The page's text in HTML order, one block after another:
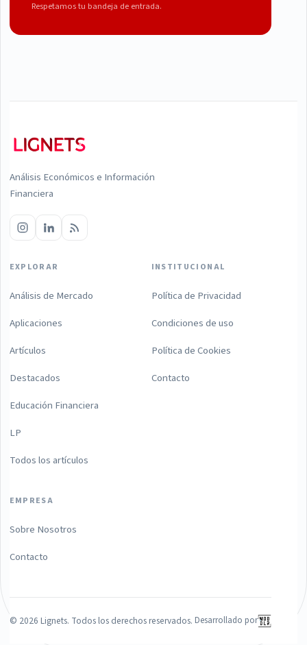
Respetamos tu bandeja de entrada.
Análisis Económicos e Información
Financiera
EXPLORAR
Análisis de Mercado
Aplicaciones
Artículos
Destacados
Educación Financiera
LP
Todos los artículos
INSTITUCIONAL
Política de Privacidad
Condiciones de uso
Política de Cookies
Contacto
EMPRESA
Sobre Nosotros
Contacto
© 2026 Lignets. Todos los derechos reservados. Desarrollado por